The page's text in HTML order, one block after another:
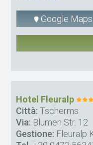
Google Maps
Hotel Fleuralp
Città: Tscherms
Via: Blumen Str. 12
Gestione: Fleuralp